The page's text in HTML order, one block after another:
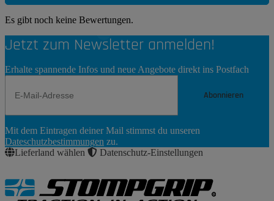
Es gibt noch keine Bewertungen.
Jetzt zum Newsletter anmelden!
Erhalte spannende Infos und neue Angebote direkt ins Postfach
Abonnieren
Abonnieren
Mit dem Eintragen deiner Mail stimmst du unseren
Dateschutzbestimmungen zu.
Lieferland wählen
Datenschutz-Einstellungen